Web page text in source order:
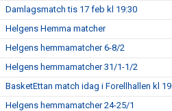
Damlagsmatch tis 17 feb kl 19:30
Helgens Hemma matcher
Helgens hemmamatcher 6-8/2
Helgens hemmamatcher 31/1-1/2
BasketEttan match idag i Forellhallen kl 19
Helgens hemmamatcher 24-25/1